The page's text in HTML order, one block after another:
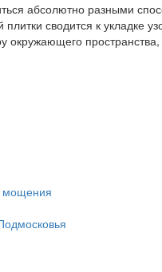
абсолютно разными
сводится к
мощения